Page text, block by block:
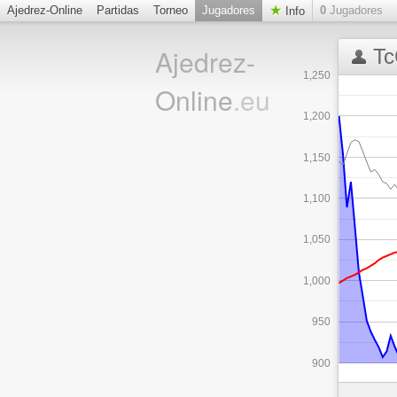
Ajedrez-Online Partidas Torneo Jugadores Info 0 Jugadores
Ajedrez-
Online.eu
900
950
1,000
1,050
1,100
1,150
1,200
1,250